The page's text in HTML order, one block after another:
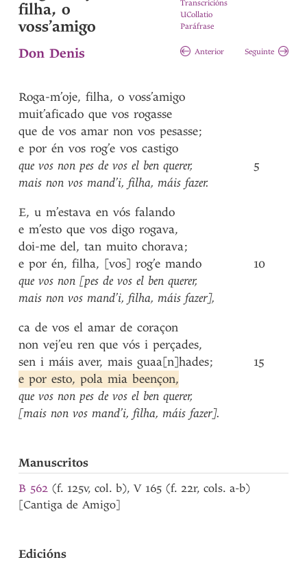
Transcricións
UCollatio
Paráfrase
Anterior Seguinte
filha, o
voss’amigo
Don Denis
Roga-m’oje, filha, o voss’amigo
muit’aficado que vos rogasse
que de vos amar non vos pesasse;
e por én vos rog’e vos castigo
que vos non pes de vos el ben querer,
mais non vos mand’i, filha, máis fazer.
E, u m’estava en vós falando
e m’esto que vos digo rogava,
doi-me del, tan muito chorava;
e por én, filha, [vos] rog’e mando
que vos non [pes de vos el ben querer,
mais non vos mand’i, filha, máis fazer],
ca de vos el amar de coraçon
non vej’eu ren que vós i perçades,
sen i máis aver, mais guaa[n]hades;
e por esto, pola mia beençon,
que vos non pes de vos el ben querer,
[mais non vos mand’i, filha, máis fazer].
5
10
15
Manuscritos
B 562 (f. 125v, col. b), V 165 (f. 22r, cols. a-b)
[Cantiga de Amigo]
Edicións